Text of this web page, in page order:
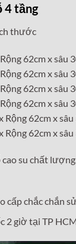
4 tầng
thước
62cm x sâu
62cm x sâu
62cm x sâu
62cm x sâu
Rộng 62cm x
Rộng 62cm x
su chất
cấp chắc chắn
2 giờ tại TP